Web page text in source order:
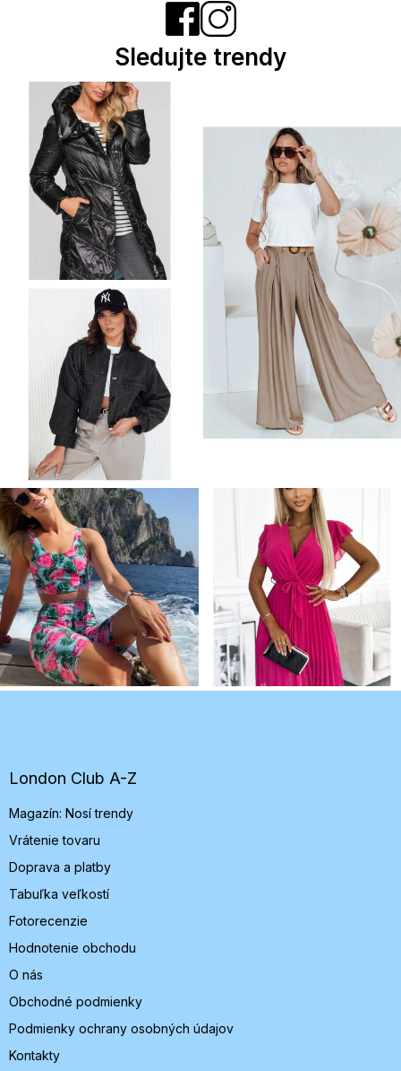
e
London Club A-Z
Magazín: Nosí trendy
Vrátenie tovaru
Doprava a platby
Tabuľka veľkostí
Fotorecenzie
Hodnotenie obchodu
O nás
Obchodné podmienky
Podmienky ochrany osobných údajov
Kontakty